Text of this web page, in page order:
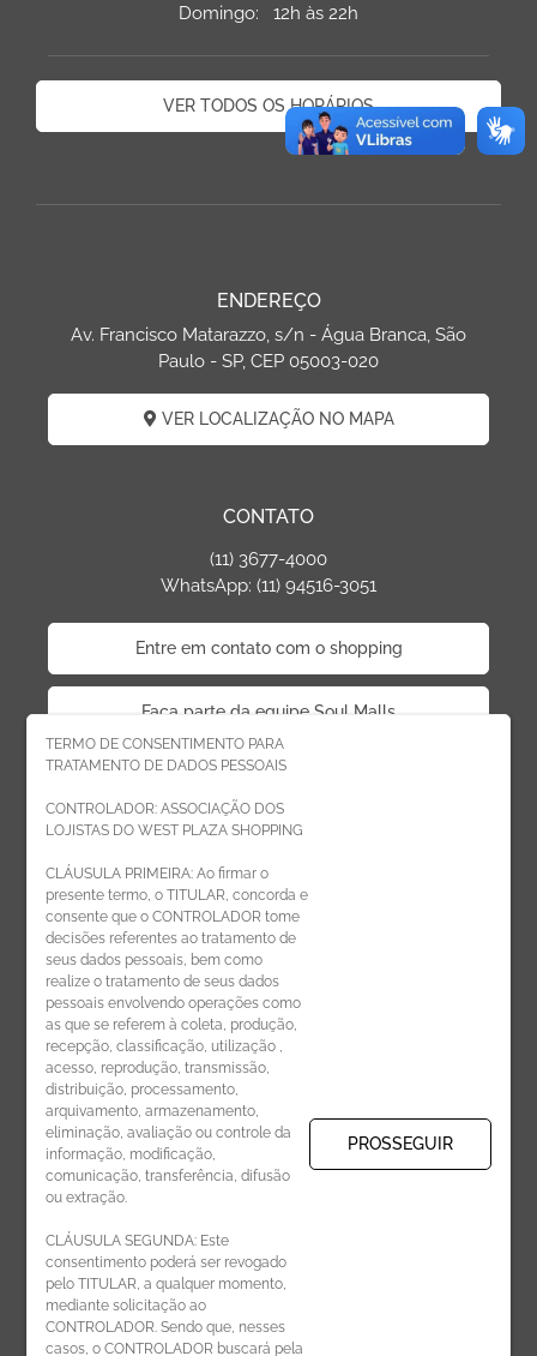
TERMO DE CONSENTIMENTO PARA
TRATAMENTO DE DADOS PESSOAIS
CONTROLADOR: ASSOCIAÇÃO DOS
LOJISTAS DO WEST PLAZA SHOPPING
CLÁUSULA PRIMEIRA: Ao firmar o
presente termo, o TITULAR, concorda e
consente que o CONTROLADOR tome
decisões referentes ao tratamento de
seus dados pessoais, bem como
realize o tratamento de seus dados
pessoais envolvendo operações como
as que se referem à coleta, produção,
recepção, classificação, utilização ,
acesso, reprodução, transmissão,
distribuição, processamento,
arquivamento, armazenamento,
eliminação, avaliação ou controle da
informação, modificação,
comunicação, transferência, difusão
ou extração.
CLÁUSULA SEGUNDA: Este
consentimento poderá ser revogado
pelo TITULAR, a qualquer momento,
mediante solicitação ao
CONTROLADOR. Sendo que, nesses
casos, o CONTROLADOR buscará pela
PROSSEGUIR
Domingo: 12h às 22h
VER TODOS OS HORÁRIOS
ENDEREÇO
Av. Francisco Matarazzo, s/n - Água Branca, São
Paulo - SP, CEP 05003-020
VER LOCALIZAÇÃO NO MAPA
CONTATO
(11) 3677-4000
WhatsApp: (11) 94516-3051
Entre em contato com o shopping
Faça parte da equipe Soul Malls
Faça parte da equipe West Plaza
Politica de privacidade
Código de Ética de Parceiros
CADASTRE-SE
Receba novidades por e-mail: